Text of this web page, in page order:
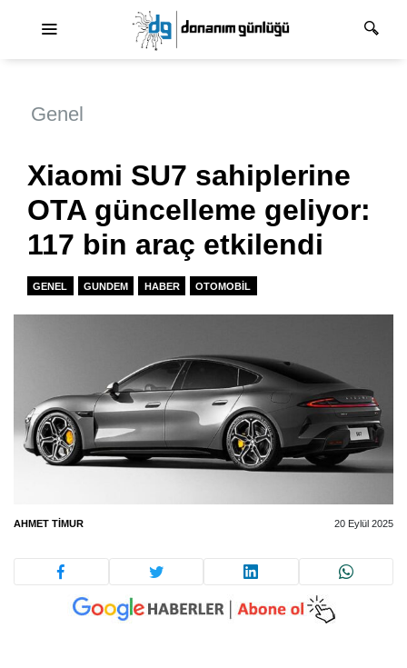
Genel
Xiaomi SU7 sahiplerine
OTA güncelleme geliyor:
117 bin araç etkilendi
GENEL GUNDEM HABER OTOMOBIL
AHMET TIMUR 20 Eylül 2025